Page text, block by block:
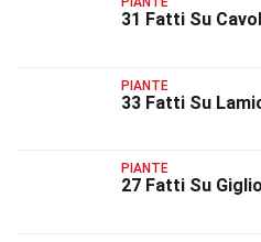
31 Fatti Su
PIANTE
33 Fatti Su
PIANTE
27 Fatti Su